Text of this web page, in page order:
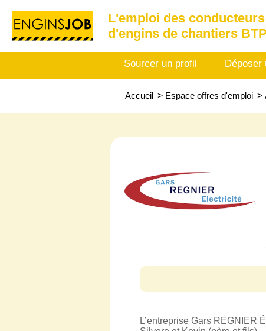
L'emploi des
d'engins de chantiers BTP
Sourcer un profil Déposer
Accueil > Espace offres d'emploi >
L’entreprise Gars REGNIER